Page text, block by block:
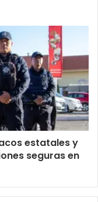
estatales y
seguras en